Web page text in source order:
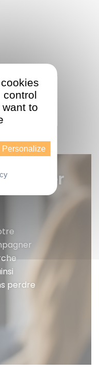
gérer
perdre
control
to
Personalize